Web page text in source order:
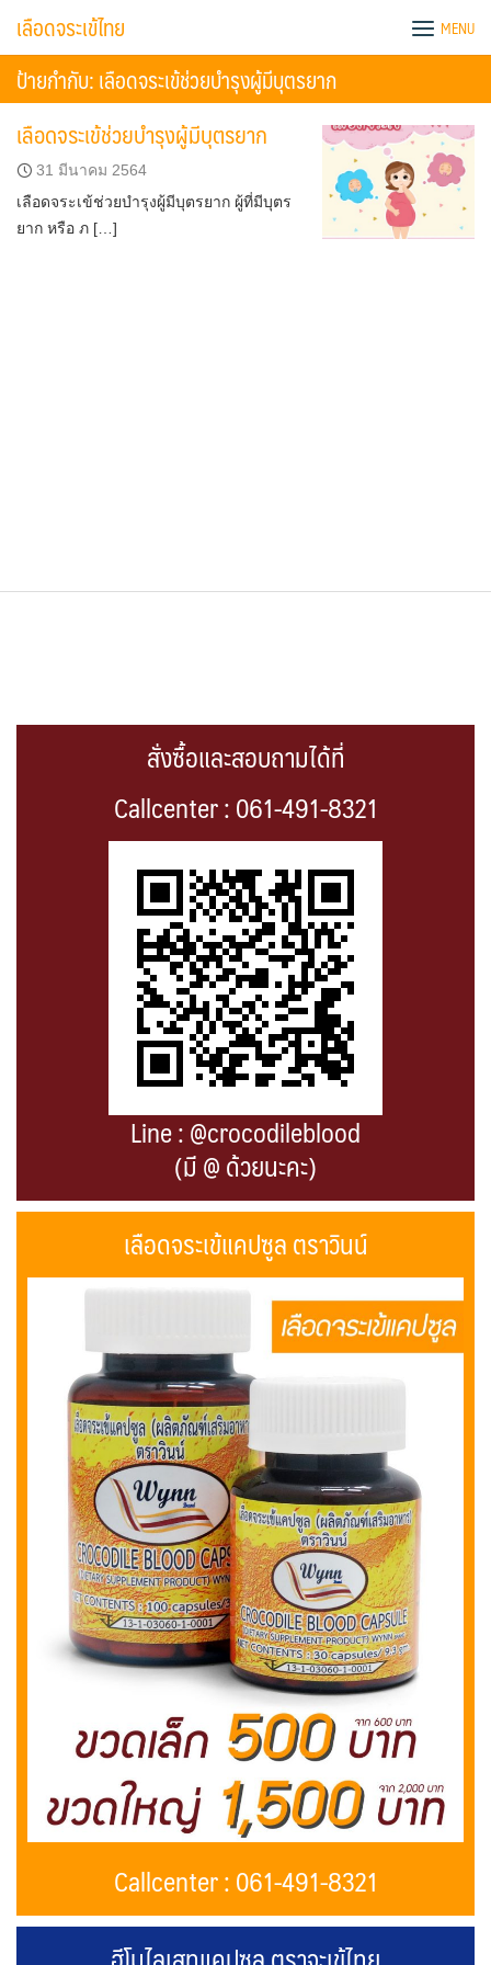
เลือดจระเข้ไทย MENU
ป้ายกำกับ:เลือดจระเข้ช่วยบำรุงผู้มีบุตรยาก
เลือดจระเข้ช่วยบำรุงผู้มีบุตรยาก
31 มีนาคม 2564
เลือดจระเข้ช่วยบำรุงผู้มีบุตรยาก ผู้ที่มีบุตร
ยาก หรือ ภ […]
สั่งซื้อและสอบถามได้ที่
Callcenter : 061-491-8321
Line : @crocodileblood
(มี @ ด้วยนะคะ)
เลือดจระเข้แคปซูล ตราวินน์
Callcenter : 061-491-8321